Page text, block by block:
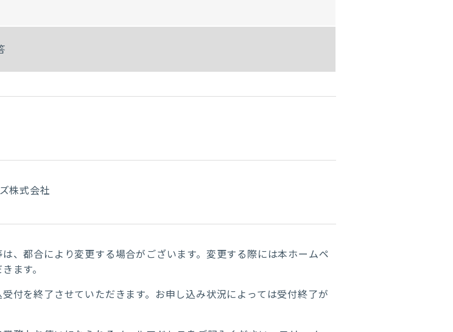
株式会社
、都合により変更する場合がございます。変更する際には本ホームペ
ます。
付を終了させていただきます。お申し込み状況によっては受付終了が